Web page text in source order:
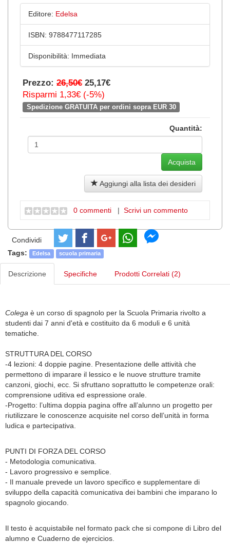
Editore: Edelsa
ISBN: 9788477117285
Disponibilità: Immediata
Prezzo: 26,50€ 25,17€
Risparmi 1,33€ (-5%)
Spedizione GRATUITA per ordini sopra EUR 30
Quantità:
Aggiungi alla lista dei desideri
0 commenti | Scrivi un commento
Condividi
Tags:
Edelsa scuola primaria
Descrizione Specifiche Prodotti Correlati (2)
Colega è un corso di spagnolo per la Scuola Primaria rivolto a
studenti dai 7 anni d'età e costituito da 6 moduli e 6 unità
tematiche.
STRUTTURA DEL CORSO
-4 lezioni: 4 doppie pagine. Presentazione delle attività che
permettono di imparare il lessico e le nuove strutture tramite
canzoni, giochi, ecc. Si sfruttano soprattutto le competenze orali:
comprensione uditiva ed espressione orale.
-Progetto: l’ultima doppia pagina offre all’alunno un progetto per
riutilizzare le conoscenze acquisite nel corso dell’unità in forma
ludica e partecipativa.
PUNTI DI FORZA DEL CORSO
- Metodologia comunicativa.
- Lavoro progressivo e semplice.
- Il manuale prevede un lavoro specifico e supplementare di
sviluppo della capacità comunicativa dei bambini che imparano lo
spagnolo giocando.
Il testo è acquistabile nel formato pack che si compone di Libro del
alumno e Cuaderno de ejercicios.